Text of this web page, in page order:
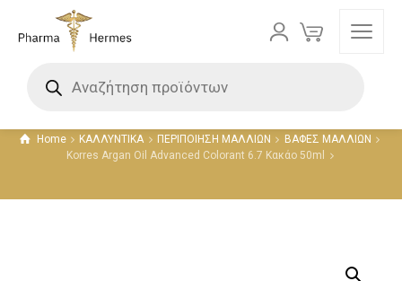
Home ΚΑΛΛΥΝΤΙΚΑ ΠΕΡΙΠΟΙΗΣΗ ΜΑΛΛΙΩΝ
ΒΑΦΕΣ ΜΑΛΛΙΩΝ
Korres Argan Oil Advanced Colorant 6.7 Κακάο 50ml